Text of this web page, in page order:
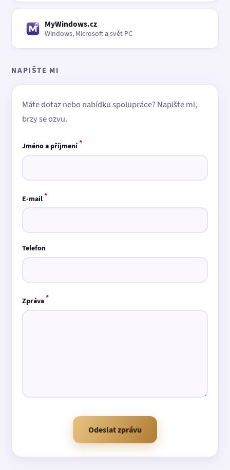
MyWindows.cz
Windows, Microsoft a svět PC
NAPIŠTE MI
Máte dotaz nebo nabídku spolupráce? Napište mi,
brzy se ozvu.
Jméno a příjmení*
E-mail*
Telefon
Zpráva*
Odeslat zprávu